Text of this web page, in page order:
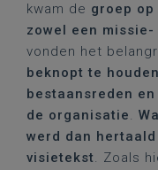
kwam de groep
zowel een
vonden het
beknopt te
bestaansreden
de organisatie.
werd dan
visietekst. Zoals